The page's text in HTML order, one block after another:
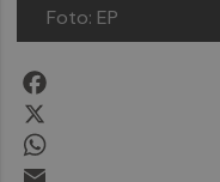
Foto: EP